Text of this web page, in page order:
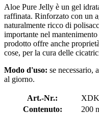
Aloe Pure Jelly è un gel
raffinata. Rinforzato con un
naturalmente ricco di
importante nel
prodotto offre anche
cose, per la cura delle
Modo d'uso: se necessario,
al giorno.
Art.-Nr.:
Contenuto:
200